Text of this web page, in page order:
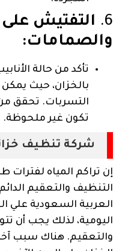
6.
التفتيش على
والصمامات:
تأكد من حالة
بالخزان، حيث
التسربات. تحقق
تكون غير ملحوظة.
شركة تنظيف
إن تراكم المياه لفترات
التنظيف والتعقيم
العربية السعودية علي
اليومية، لذلك يجب أن
والتعقيم. هناك سبب